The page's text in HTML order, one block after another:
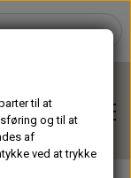
til at
og til at
af
ved at trykke